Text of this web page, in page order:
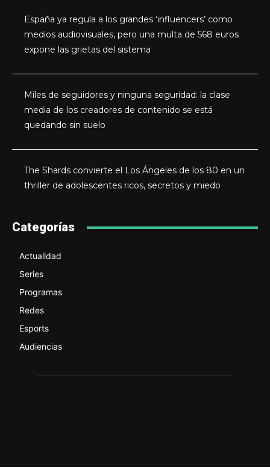
España ya regula a los grandes ‘influencers’ como
medios audiovisuales, pero una multa de 568 euros
expone las grietas del sistema
Miles de seguidores y ninguna seguridad: la clase
media de los creadores de contenido se está
quedando sin suelo
The Shards convierte el Los Ángeles de los 80 en un
thriller de adolescentes ricos, secretos y miedo
Categorías
Actualidad
Series
Programas
Redes
Esports
Audiencias